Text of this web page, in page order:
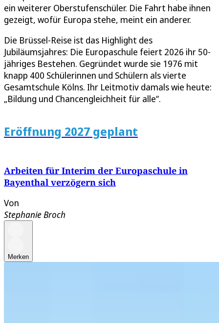
ein weiterer Oberstufenschüler. Die Fahrt habe ihnen
gezeigt, wofür Europa stehe, meint ein anderer.
Die Brüssel-Reise ist das Highlight des
Jubiläumsjahres: Die Europaschule feiert 2026 ihr 50-
jähriges Bestehen. Gegründet wurde sie 1976 mit
knapp 400 Schülerinnen und Schülern als vierte
Gesamtschule Kölns. Ihr Leitmotiv damals wie heute:
„Bildung und Chancengleichheit für alle“.
Eröffnung 2027 geplant
Arbeiten für Interim der Europaschule in
Bayenthal verzögern sich
Von
Stephanie Broch
Merken